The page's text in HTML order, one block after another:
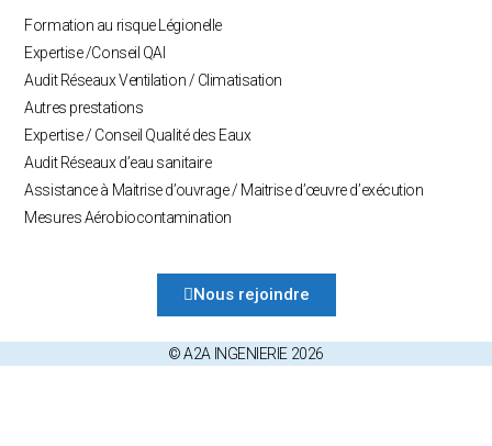
Formation au risque Légionelle
Expertise /Conseil QAI
Audit Réseaux Ventilation / Climatisation
Autres prestations
Expertise / Conseil Qualité des Eaux
Audit Réseaux d’eau sanitaire
Assistance à Maitrise d’ouvrage / Maitrise d’œuvre d’exécution
Mesures Aérobiocontamination
Nous rejoindre
© A2A INGENIERIE 2026